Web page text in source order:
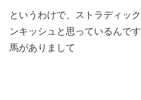
というわけで、ストラディッ
ンキッシュと思っているんで
馬がありまして